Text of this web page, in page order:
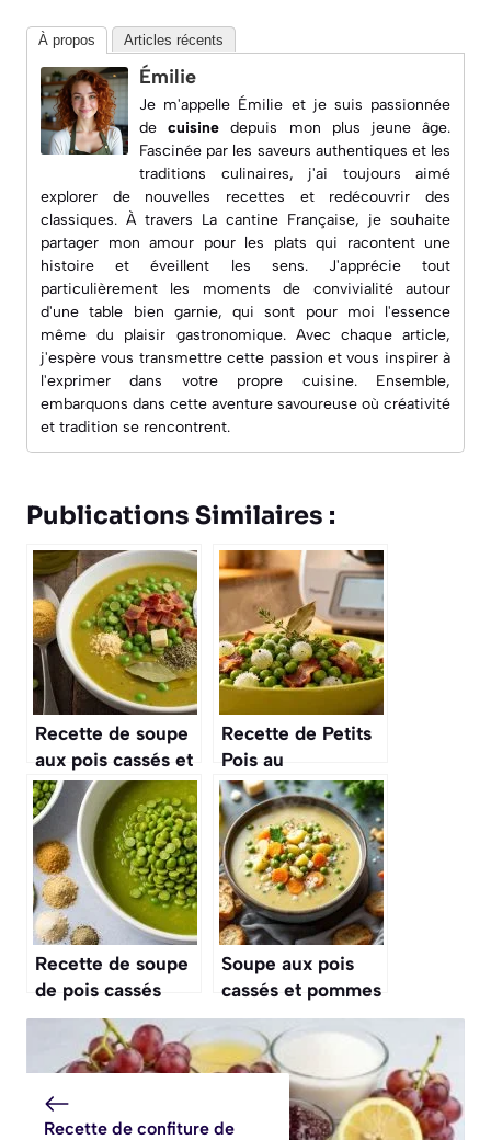
À propos Articles récents
Émilie
Je m'appelle Émilie et je suis passionnée
decuisine depuis mon plus jeune âge.
Fascinée par les saveurs authentiques et les
traditions culinaires, j'ai toujours aimé
explorer de nouvelles recettes et redécouvrir des
classiques. À travers La cantine Française, je souhaite
partager mon amour pour les plats qui racontent une
histoire et éveillent les sens. J'apprécie tout
particulièrement les moments de convivialité autour
d'une table bien garnie, qui sont pour moi l'essence
même du plaisir gastronomique. Avec chaque article,
j'espère vous transmettre cette passion et vous inspirer à
l'exprimer dans votre propre cuisine. Ensemble,
embarquons dans cette aventure savoureuse où créativité
et tradition se rencontrent.
Publications Similaires :
Recette de soupe
aux pois cassés et
lardons :
préparations et
astuces
Recette de Petits
Pois au
Thermomix : facile
et Rapide
Recette de soupe
de pois cassés
savoureuse et
Soupe aux pois
cassés et pommes
de terre : recette
réconfortante
Recette de confiture de